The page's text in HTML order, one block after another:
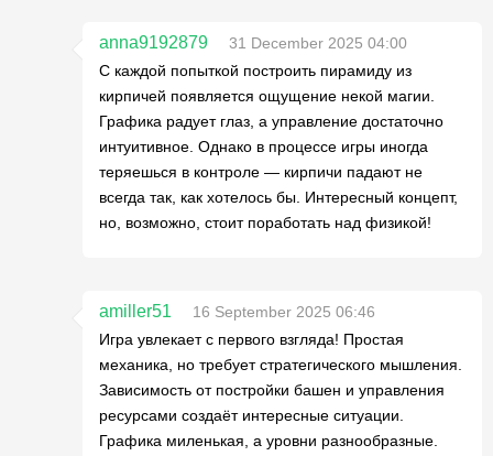
anna9192879
31 December 2025 04:00
С каждой попыткой построить пирамиду из
кирпичей появляется ощущение некой магии.
Графика радует глаз, а управление достаточно
интуитивное. Однако в процессе игры иногда
теряешься в контроле — кирпичи падают не
всегда так, как хотелось бы. Интересный концепт,
но, возможно, стоит поработать над физикой!
amiller51
16 September 2025 06:46
Игра увлекает с первого взгляда! Простая
механика, но требует стратегического мышления.
Зависимость от постройки башен и управления
ресурсами создаёт интересные ситуации.
Графика миленькая, а уровни разнообразные.